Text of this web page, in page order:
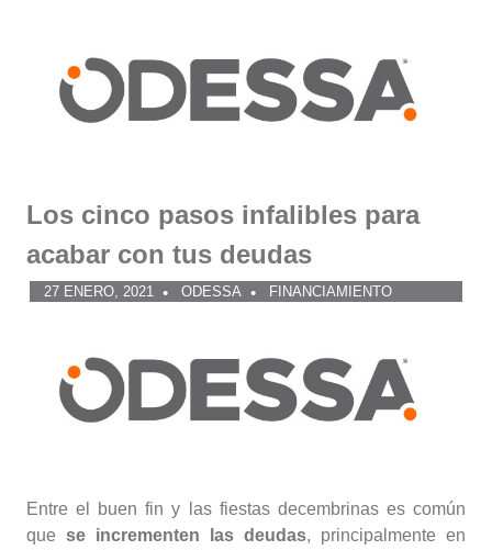
Los cinco pasos infalibles para
acabar con tus deudas
27 ENERO, 2021 ODESSA FINANCIAMIENTO
Entre el buen fin y las fiestas decembrinas es común
que se incrementen las deudas, principalmente en